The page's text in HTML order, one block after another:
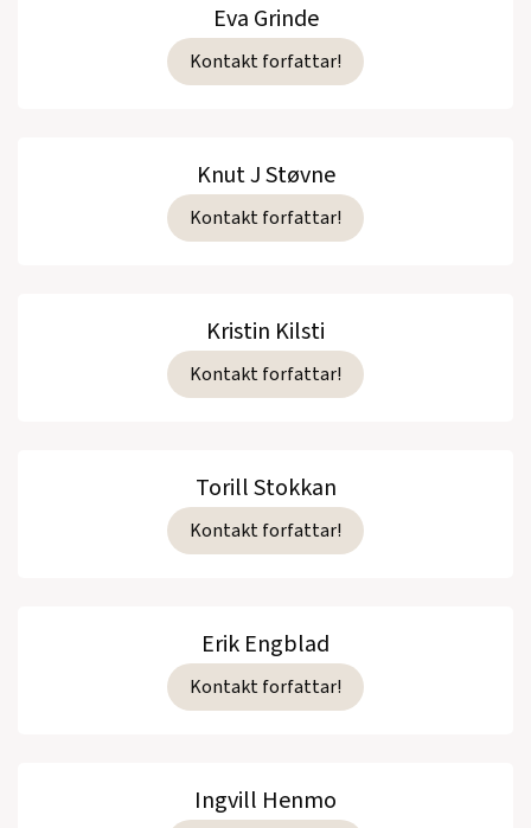
Eva Grinde
Kontakt forfattar!
Knut J Støvne
Kontakt forfattar!
Kristin Kilsti
Kontakt forfattar!
Torill Stokkan
Kontakt forfattar!
Erik Engblad
Kontakt forfattar!
Ingvill Henmo